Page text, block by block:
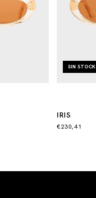
SIN STOCK
IRIS
€230,41